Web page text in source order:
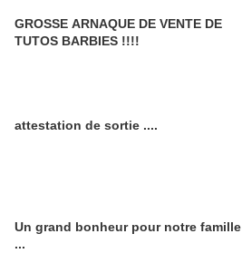
GROSSE ARNAQUE DE VENTE DE
TUTOS BARBIES !!!!
attestation de sortie ....
Un grand bonheur pour notre famille
...